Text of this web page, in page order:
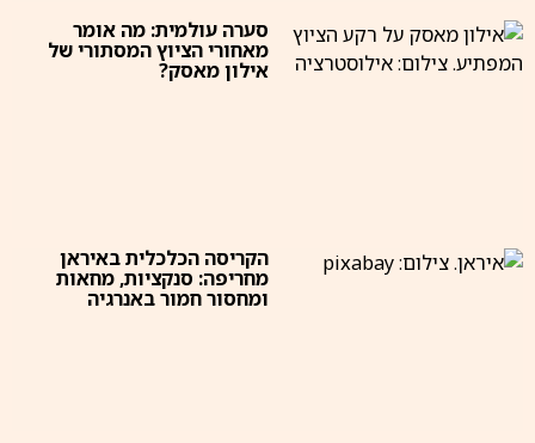
סערה עולמית: מה אומר
מאחורי הציוץ המסתורי של
אילון מאסק?
הקריסה הכלכלית באיראן
מחריפה: סנקציות, מחאות
ומחסור חמור באנרגיה